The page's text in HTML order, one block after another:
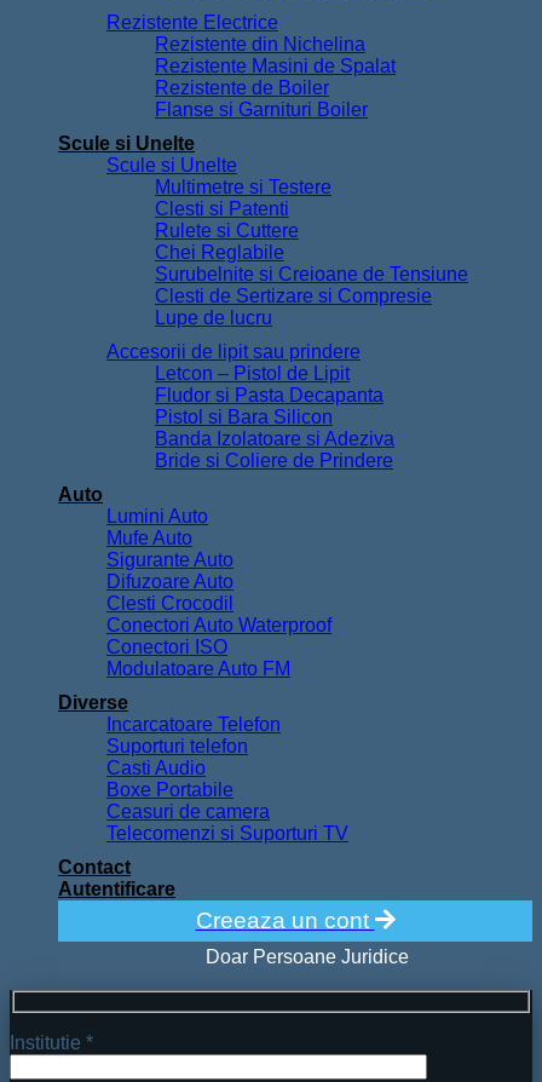
Rezistente Electrice
Rezistente din Nichelina
Rezistente Masini de Spalat
Rezistente de Boiler
Flanse si Garnituri Boiler
Scule si Unelte
Scule si Unelte
Multimetre si Testere
Clesti si Patenti
Rulete si Cuttere
Chei Reglabile
Surubelnite si Creioane de Tensiune
Clesti de Sertizare si Compresie
Lupe de lucru
Accesorii de lipit sau prindere
Letcon – Pistol de Lipit
Fludor si Pasta Decapanta
Pistol si Bara Silicon
Banda Izolatoare si Adeziva
Bride si Coliere de Prindere
Auto
Lumini Auto
Mufe Auto
Sigurante Auto
Difuzoare Auto
Clesti Crocodil
Conectori Auto Waterproof
Conectori ISO
Modulatoare Auto FM
Diverse
Incarcatoare Telefon
Suporturi telefon
Casti Audio
Boxe Portabile
Ceasuri de camera
Telecomenzi si Suporturi TV
Contact
Autentificare
Creeaza un cont
Doar Persoane Juridice
Institutie *